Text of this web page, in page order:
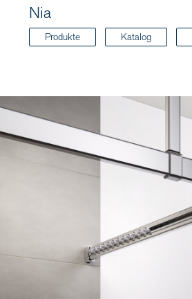
Nia
Produkte Katalog